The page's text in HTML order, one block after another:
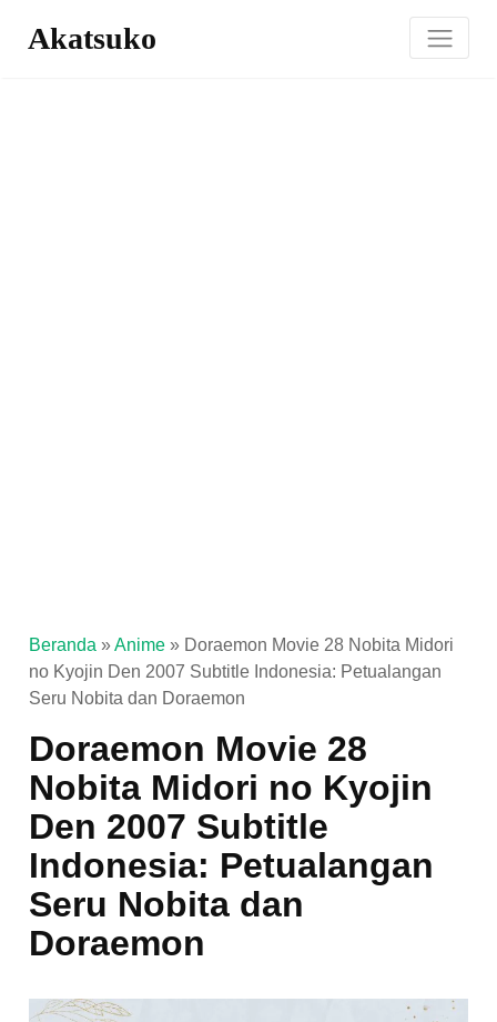
Akatsuko
Beranda »Anime » Doraemon Movie 28 Nobita Midori
no Kyojin Den 2007 Subtitle Indonesia: Petualangan
Seru Nobita dan Doraemon
Doraemon Movie 28
Nobita Midori no Kyojin
Den 2007 Subtitle
Indonesia: Petualangan
Seru Nobita dan
Doraemon